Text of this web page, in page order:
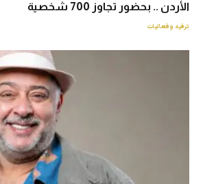
الأردن .. بحضور تجاوز 700 شخصية
ترفيه وفعاليات